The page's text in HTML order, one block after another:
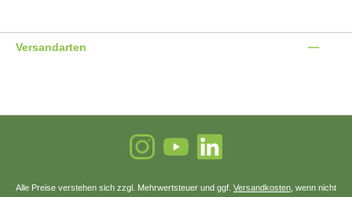
Versandarten
InstagramYouTube
Alle Preise verstehen sich zzgl. Mehrwertsteuer und ggf. Versandkosten , wenn nicht